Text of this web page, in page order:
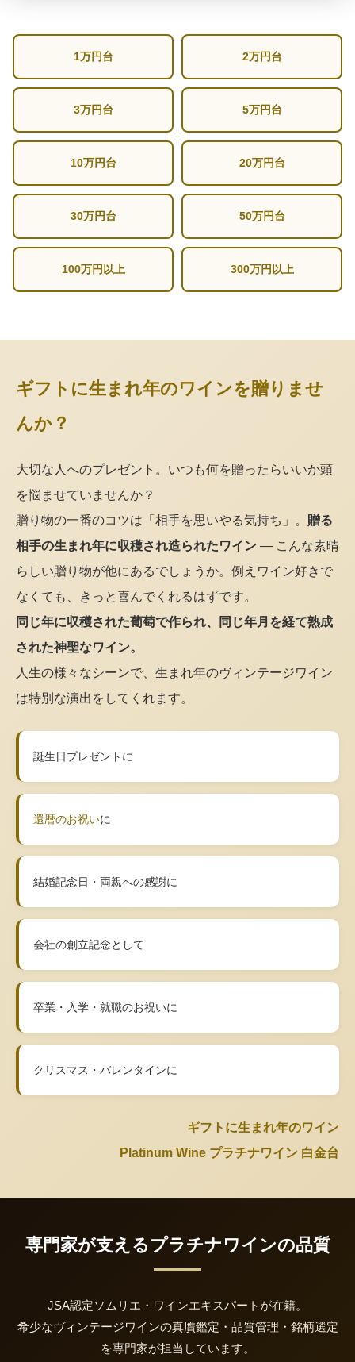
1万円台 2万円台
3万円台 5万円台
10万円台 20万円台
30万円台 50万円台
100万円以上 300万円以上
ギフトに生まれ年のワインを贈りませ
んか？
大切な人へのプレゼント。いつも何を贈ったらいいか頭
を悩ませていませんか？
贈り物の一番のコツは「相手を思いやる気持ち」。 贈る
相手の生まれ年に収穫され造られたワイン — こんな素晴
らしい贈り物が他にあるでしょうか。例えワイン好きで
なくても、きっと喜んでくれるはずです。
同じ年に収穫された葡萄で作られ、同じ年月を経て熟成
された神聖なワイン。
人生の様々なシーンで、生まれ年のヴィンテージワイン
は特別な演出をしてくれます。
誕生日プレゼントに
還暦のお祝いに
結婚記念日・両親への感謝に
会社の創立記念として
卒業・入学・就職のお祝いに
クリスマス・バレンタインに
ギフトに生まれ年のワイン
Platinum Wine プラチナワイン 白金台
専門家が支えるプラチナワインの品質
JSA認定ソムリエ・ワインエキスパートが在籍。
希少なヴィンテージワインの真贋鑑定・品質管理・銘柄選定
を専門家が担当しています。